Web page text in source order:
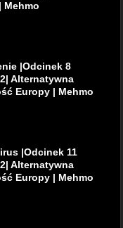
Mehmo
|Odcinek 8
Alternatywna
Europy | Mehmo
|Odcinek 11
Alternatywna
Europy | Mehmo